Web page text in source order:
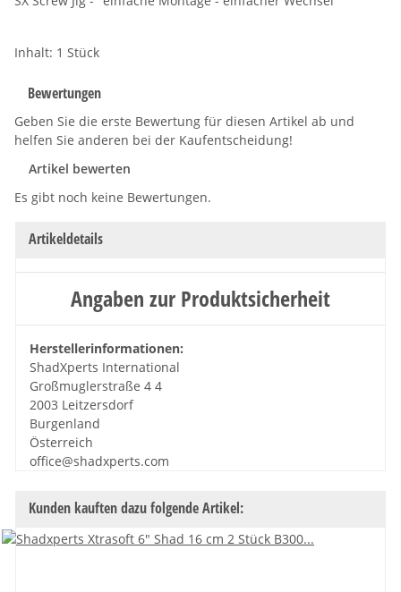
Inhalt: 1 Stück
Bewertungen
Geben Sie die erste Bewertung für diesen Artikel ab und
helfen Sie anderen bei der Kaufentscheidung!
Artikel bewerten
Es gibt noch keine Bewertungen.
Artikeldetails
Angaben zur Produktsicherheit
Herstellerinformationen:
ShadXperts International
Großmuglerstraße 4 4
2003 Leitzersdorf
Burgenland
Österreich
office@shadxperts.com
Kunden kauften dazu folgende Artikel: